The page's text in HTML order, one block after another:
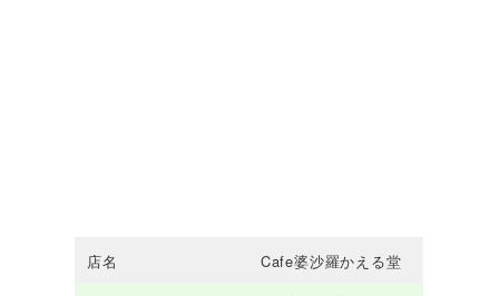
店名 Cafe婆沙羅かえる堂